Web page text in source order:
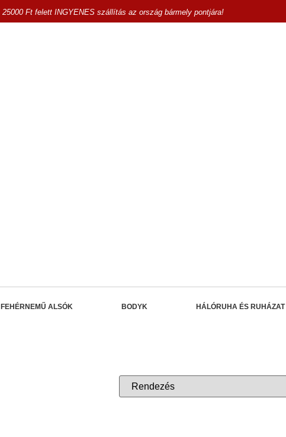
25000 Ft felett INGYENES szállítás az ország bármely pontjára!
FEHÉRNEMŰ ALSÓK BODYK HÁLÓRUHA ÉS RUHÁZAT